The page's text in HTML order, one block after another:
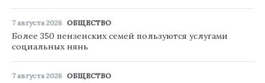
7 августа 2026 ОБЩЕСТВО
Более 350 пензенских семей пользуются услугами
социальных нянь
7 августа 2026 ОБЩЕСТВО